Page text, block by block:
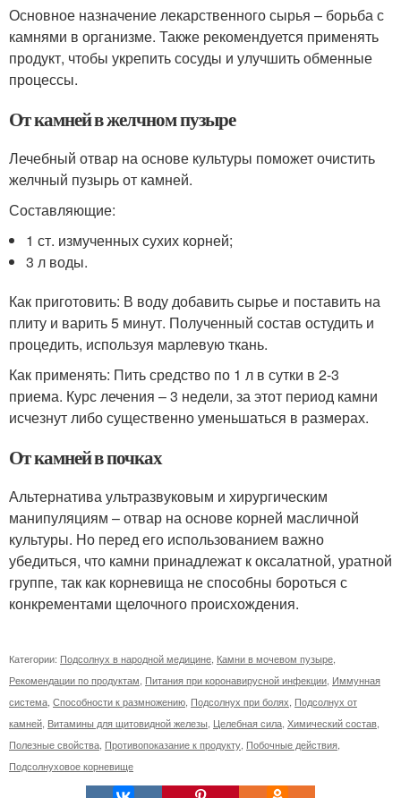
Основное назначение лекарственного сырья – борьба с
камнями в организме. Также рекомендуется применять
продукт, чтобы укрепить сосуды и улучшить обменные
процессы.
От камней в желчном пузыре
Лечебный отвар на основе культуры поможет очистить
желчный пузырь от камней.
Составляющие:
1 ст. измученных сухих корней;
3 л воды.
Как приготовить: В воду добавить сырье и поставить на
плиту и варить 5 минут. Полученный состав остудить и
процедить, используя марлевую ткань.
Как применять: Пить средство по 1 л в сутки в 2-3
приема. Курс лечения – 3 недели, за этот период камни
исчезнут либо существенно уменьшаться в размерах.
От камней в почках
Альтернатива ультразвуковым и хирургическим
манипуляциям – отвар на основе корней масличной
культуры. Но перед его использованием важно
убедиться, что камни принадлежат к оксалатной, уратной
группе, так как корневища не способны бороться с
конкрементами щелочного происхождения.
Категории: Подсолнух в народной медицине Камни в мочевом пузыре
Рекомендации по продуктам Питания при коронавирусной инфекции Иммунная
система Способности к размножению Подсолнух при болях Подсолнух от
камней Витамины для щитовидной железы Целебная сила Химический состав
Полезные свойства Противопоказание к продукту Побочные действия
Подсолнуховое корневище